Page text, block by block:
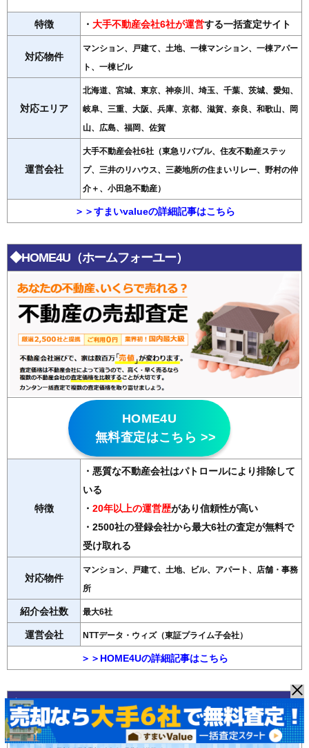
特徴 ・ 大手不動産会社6社が運営する一括査定サイト
対応物件
マンション、戸建て、土地、一棟マンション、一棟アパー
ト、一棟ビル
対応エリア
北海道、宮城、東京、神奈川、埼玉、千葉、茨城、愛知、
岐阜、三重、大阪、兵庫、京都、滋賀、奈良、和歌山、岡
山、広島、福岡、佐賀
運営会社
大手不動産会社6社（東急リバブル、住友不動産ステッ
プ、三井のリハウス、三菱地所の住まいリレー、野村の仲
介＋、小田急不動産）
＞＞すまいvalueの詳細記事はこちら
◆HOME4U（ホームフォーユー）
HOME4U
無料査定はこちら >>
特徴
・悪質な不動産会社はパトロールにより排除して
いる
・ 20年以上の運営歴があり信頼性が高い
・2500社の登録会社から最大6社の査定が無料で
受け取れる
対応物件
マンション、戸建て、土地、ビル、アパート、店舗・事務
所
紹介会社数 最大6社
運営会社 NTTデータ・ウィズ（東証プライム子会社）
＞＞HOME4Uの詳細記事はこちら
◆おうちクラベル